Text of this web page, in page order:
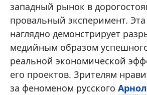
западный рынок в
провальный эксперимент.
наглядно демонстрирует
медийным образом
реальной экономической
его проектов. Зрителям
за феноменом русского